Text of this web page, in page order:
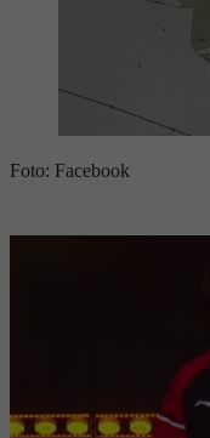
Foto: Facebook